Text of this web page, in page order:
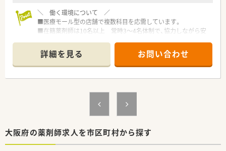
＼ 働く環境について ／
■医療モール型の店舗で複数科目を応需しています。
■在籍薬剤師は10名以上 常時3～4名体制で、協力しながら安
■薬剤師は午前３～4名体制・午後2～3名体制、医療事務は午前2
～3名体制・午後1～2名体制です。
■給与は週40時間勤務社員であれば固定で年俸600万円＋別途
残業代支給あり
■週32時間勤務（年俸480万円＋別途残業代支給あり）でのご相
＼ こんな方におススメ ／
詳細を見る お問い合わせ
大阪府の薬剤師求人を市区町村から探す